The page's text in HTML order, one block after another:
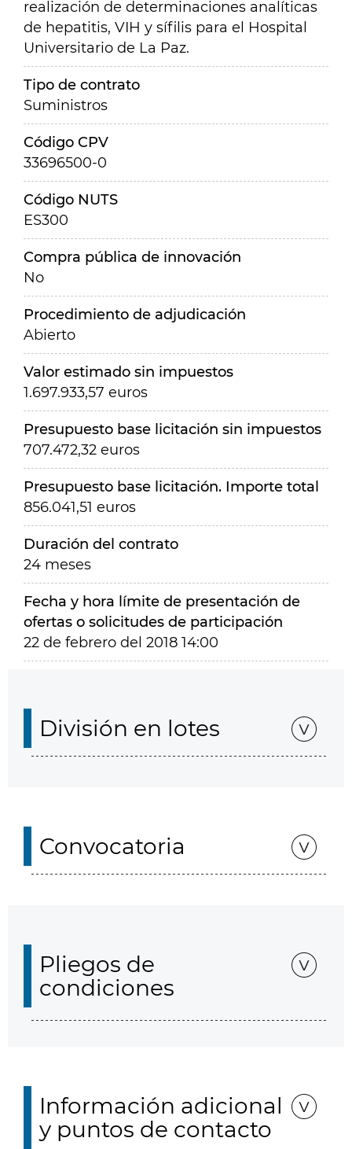
realización de determinaciones analíticas
de hepatitis, VIH y sífilis para el Hospital
Universitario de La Paz.
Tipo de contrato
Suministros
Código CPV
33696500-0
Código NUTS
ES300
Compra pública de innovación
No
Procedimiento de adjudicación
Abierto
Valor estimado sin impuestos
1.697.933,57 euros
Presupuesto base licitación sin impuestos
707.472,32 euros
Presupuesto base licitación. Importe total
856.041,51 euros
Duración del contrato
24 meses
Fecha y hora límite de presentación de
ofertas o solicitudes de participación
22 de febrero del 2018 14:00
División en lotes
Convocatoria
Pliegos de
condiciones
Información adicional
y puntos de contacto